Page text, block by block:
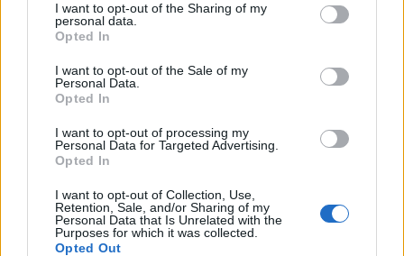
not limited to your visit or usage behaviour. You may click to
grant or deny consent to Google and its third-party tags to
use your data for below specified purposes in below Google
consent section.
I want to opt-out of the Sharing of my
personal data.
Opted In
I want to opt-out of the Sale of my
Personal Data.
Opted In
I want to opt-out of processing my
Personal Data for Targeted Advertising.
Opted In
I want to opt-out of Collection, Use,
Retention, Sale, and/or Sharing of my
Personal Data that Is Unrelated with the
Purposes for which it was collected.
Opted Out
Σχόλια
Φειδίας Παναγιώτου για
Κυπριακό: «Είναι ηλίθιο να
έχεις θέσεις εδώ και 30
χρόνια και να μην
Μπαμπά μου, θα
ήσουν εδώ, να σε δω